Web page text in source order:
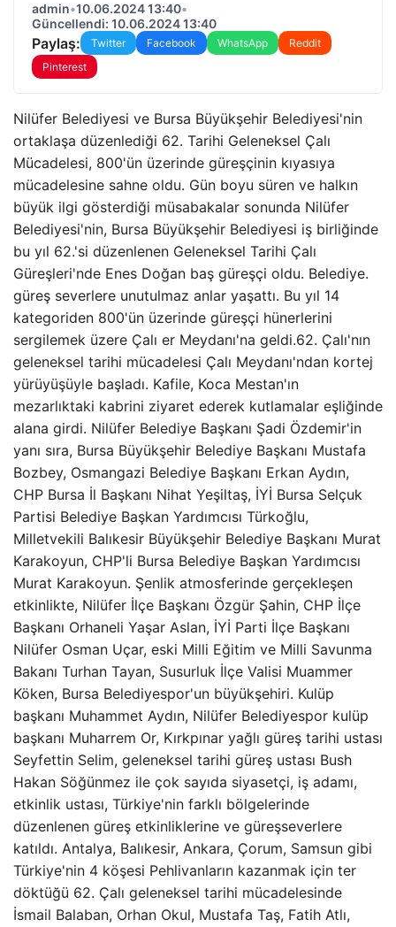
admin•10.06.2024 13:40•
Güncellendi: 10.06.2024 13:40
Paylaş: Twitter Facebook WhatsApp
Reddit
Pinterest
Nilüfer Belediyesi ve Bursa Büyükşehir Belediyesi'nin
ortaklaşa düzenlediği 62. Tarihi Geleneksel Çalı
Mücadelesi, 800'ün üzerinde güreşçinin kıyasıya
mücadelesine sahne oldu. Gün boyu süren ve halkın
büyük ilgi gösterdiği müsabakalar sonunda Nilüfer
Belediyesi'nin, Bursa Büyükşehir Belediyesi iş birliğinde
bu yıl 62.'si düzenlenen Geleneksel Tarihi Çalı
Güreşleri'nde Enes Doğan baş güreşçi oldu. Belediye.
güreş severlere unutulmaz anlar yaşattı. Bu yıl 14
kategoriden 800'ün üzerinde güreşçi hünerlerini
sergilemek üzere Çalı er Meydanı'na geldi.62. Çalı'nın
geleneksel tarihi mücadelesi Çalı Meydanı'ndan kortej
yürüyüşüyle ​​başladı. Kafile, Koca Mestan'ın
mezarlıktaki kabrini ziyaret ederek kutlamalar eşliğinde
alana girdi. Nilüfer Belediye Başkanı Şadi Özdemir'in
yanı sıra, Bursa Büyükşehir Belediye Başkanı Mustafa
Bozbey, Osmangazi Belediye Başkanı Erkan Aydın,
CHP Bursa İl Başkanı Nihat Yeşiltaş, İYİ Bursa Selçuk
Partisi Belediye Başkan Yardımcısı Türkoğlu,
Milletvekili Balıkesir Büyükşehir Belediye Başkanı Murat
Karakoyun, CHP'li Bursa Belediye Başkan Yardımcısı
Murat Karakoyun. Şenlik atmosferinde gerçekleşen
etkinlikte, Nilüfer İlçe Başkanı Özgür Şahin, CHP İlçe
Başkanı Orhaneli Yaşar Aslan, İYİ Parti İlçe Başkanı
Nilüfer Osman Uçar, eski Milli Eğitim ve Milli Savunma
Bakanı Turhan Tayan, Susurluk İlçe Valisi Muammer
Köken, Bursa Belediyespor'un büyükşehiri. Kulüp
başkanı Muhammet Aydın, Nilüfer Belediyespor kulüp
başkanı Muharrem Or, Kırkpınar yağlı güreş tarihi ustası
Seyfettin Selim, geleneksel tarihi güreş ustası Bush
Hakan Söğünmez ile çok sayıda siyasetçi, iş adamı,
etkinlik ustası, Türkiye'nin farklı bölgelerinde
düzenlenen güreş etkinliklerine ve güreşseverlere
katıldı. Antalya, Balıkesir, Ankara, Çorum, Samsun gibi
Türkiye'nin 4 köşesi Pehlivanların kazanmak için ter
döktüğü 62. Çalı geleneksel tarihi mücadelesinde
İsmail Balaban, Orhan Okul, Mustafa Taş, Fatih Atlı,